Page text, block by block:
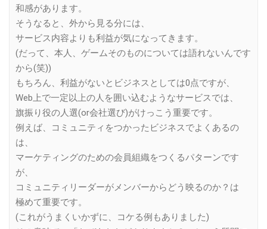
和感があります。
そうなると、外から見る分には、
サービス内容よりも利益が気になってきます。
(だって、本人、ゲームそのものについては語れないんです
から(笑))
もちろん、利益がないとビジネスとしては0点ですが、
Web上で一定以上の人を囲い込むようなサービスでは、
旗振り役の人選(or会社選び)がけっこう重要です。
例えば、コミュニティをつかったビジネスでよくあるの
は、
マーケティングのための会員組織をつくるパターンです
が、
コミュニティリーダーがメンバーからどう映るのか？は
極めて重要です。
(これがうまくいかずに、コケる例もありました)